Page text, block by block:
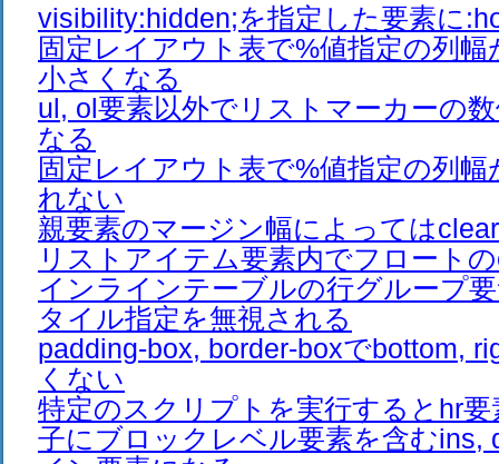
visibility:hidden;を指定した要素に
固定レイアウト表で%値指定の列
小さくなる
ul, ol要素以外でリストマーカーの
なる
固定レイアウト表で%値指定の列
れない
親要素のマージン幅によっては
リストアイテム要素内でフロート
インラインテーブルの行グループ
タイル指定を無視される
padding-box, border-boxでbottom,
くない
特定のスクリプトを実行するとhr
子にブロックレベル要素を含むins,